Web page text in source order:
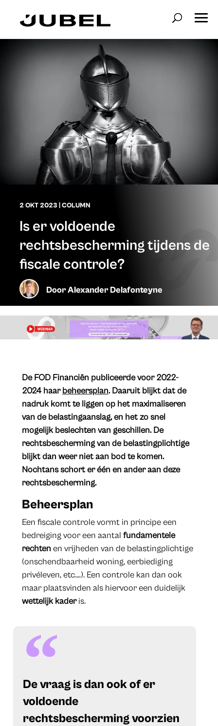
2 OKT 2023 COLUMN
Is er voldoende
rechtsbescherming tijdens de
fiscale controle?
DoorAlexander Delafonteyne
De FOD Financiën publiceerde voor 2022-
2024 haarbeheersplan. Daaruit blijkt dat de
nadruk komt te liggen op het maximaliseren
van de belastingaanslag, en het zo snel
mogelijk beslechten van geschillen. De
rechtsbescherming van de belastingplichtige
blijkt dan weer niet aan bod te komen.
Nochtans schort er één en ander aan deze
rechtsbescherming.
Beheersplan
Een fiscale controle vormt in principe een
bedreiging voor een aantal fundamentele
rechten en vrijheden van de belastingplichtige
(onschendbaarheid woning, eerbiediging
privéleven, etc.…). Een controle kan dan ook
maar plaatsvinden als hiervoor een duidelijk
wettelijk kaderis.
De vraag is dan ook of er
voldoende
rechtsbescherming voorzien